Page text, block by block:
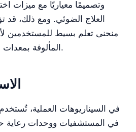
العلاج الضوئي. ومع ذلك، قد
منحنى تعلم بسيط للمستخدمين
المألوفة بمعدات حديثي الولادة المتقدمة.
في السيناريوهات العملية،